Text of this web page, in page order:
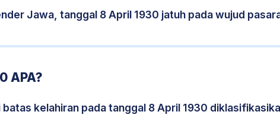
Jawa, tanggal 8 April 1930 jatuh pada wujud
APA?
kelahiran pada tanggal 8 April 1930